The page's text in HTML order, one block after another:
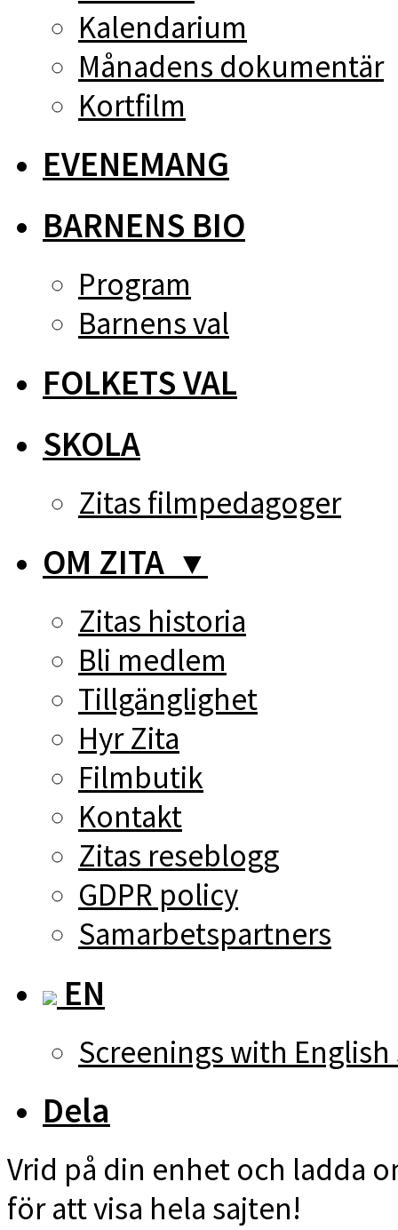
Kalendarium
Månadens dokumentär
Kortfilm
EVENEMANG
BARNENS BIO
Program
Barnens val
FOLKETS VAL
SKOLA
Zitas filmpedagoger
OM ZITA ▼
Zitas historia
Bli medlem
Tillgänglighet
Hyr Zita
Filmbutik
Kontakt
Zitas reseblogg
GDPR policy
Samarbetspartners
EN
Screenings with
Dela
Vrid på din enhet och ladda
för att visa hela sajten!